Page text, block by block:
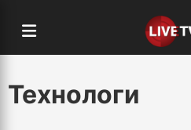
Технологи